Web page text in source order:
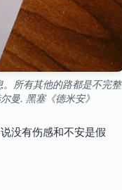
所有其他的路都是不完整
曼. 黑塞《德米安》
没有伤感和不安是假